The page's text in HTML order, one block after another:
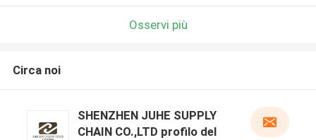
Osservi più
Circa noi
SHENZHEN JUHE SUPPLY
CHAIN CO.,LTD profilo del